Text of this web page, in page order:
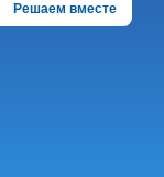
Решаем вместе